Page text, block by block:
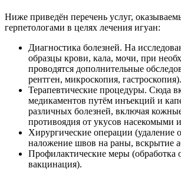
Ниже приведён перечень услуг,
герпетологами в целях лечения игуан:
Диагностика болезней. На
образцы крови, кала, мочи, при
проводятся дополнительные
рентген, микроскопия, гастроскопия).
Терапевтические процедуры. Сюда
медикаментов путём инъекций и
различных болезней, включая
противоядия от укусов насекомыми
Хирургические операции (удаление
наложение швов на раны, вскрытие
Профилактические меры (обработка
вакцинация).